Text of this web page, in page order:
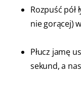
Rozpuść pół
nie gorącej)
Płucz jamę
sekund, a